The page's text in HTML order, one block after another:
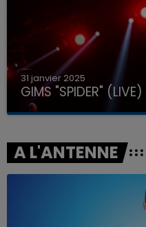
31 janvier 2025
GIMS "SPIDER" (LIVE)
A L'ANTENNE